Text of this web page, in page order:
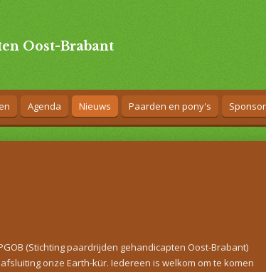
Oost-Brabant
Agenda Nieuws Paarden en pony's
(Stichting paardrijden gehandicapten Oost-Brabant)
onze Earth-kür. Iedereen is welkom om te komen